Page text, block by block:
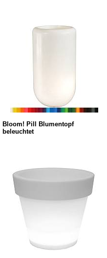
Bloom! Pill Blumentopf
beleuchtet